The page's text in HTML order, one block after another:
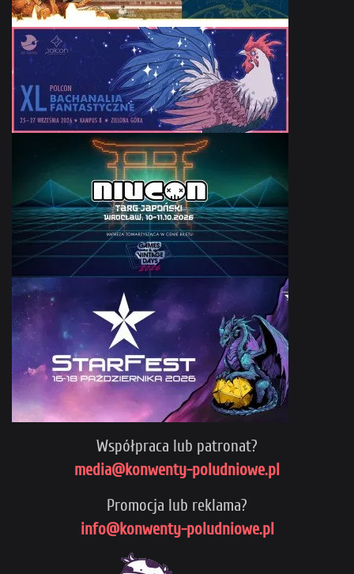
Współpraca lub patronat?
media@konwenty-poludniowe.pl
Promocja lub reklama?
info@konwenty-poludniowe.pl